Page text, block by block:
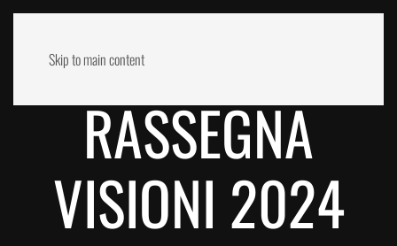
Skip to main content
RASSEGNA
VISIONI 2024